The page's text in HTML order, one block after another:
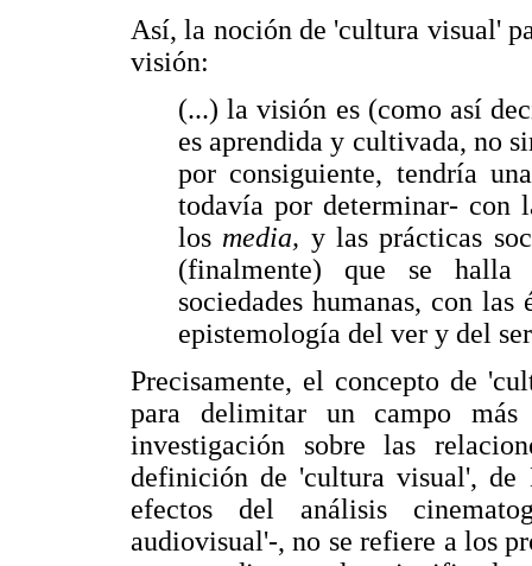
Así, la noción de 'cultura visual'
visión:
(...) la visión es (como así
es aprendida y cultivada, no
por consiguiente, tendría
todavía por determinar- con
los media, y las prácticas
(finalmente) que se halla
sociedades humanas, con
epistemología del ver y del
Precisamente, el concepto de
para delimitar un campo
investigación sobre las
definición de 'cultura visual',
efectos del análisis
audiovisual'-, no se refiere a los